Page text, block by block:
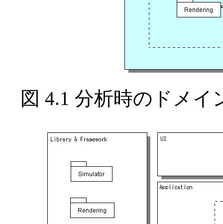
図 4.1 分析時のドメ